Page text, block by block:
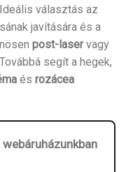
választás az
javítására és a
post-laservagy
segít a hegek,
és rozácea